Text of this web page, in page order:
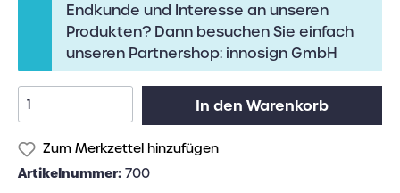
Endkunde und Interesse an unseren
Produkten? Dann besuchen Sie einfach
unseren Partnershop: innosign GmbH
In den Warenkorb
Zum Merkzettel hinzufügen
Artikelnummer: 700